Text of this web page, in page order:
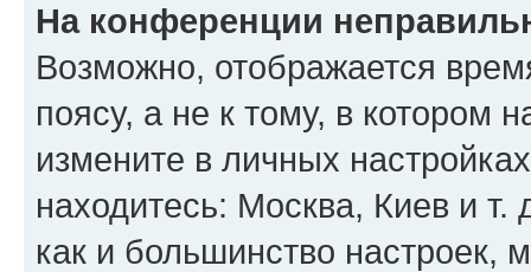
На конференции
Возможно, отображается
поясу, а не к тому, в котором
измените в личных
находитесь: Москва, Киев и т.
как и большинство настроек,